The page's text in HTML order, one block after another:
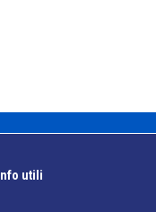
Info utili